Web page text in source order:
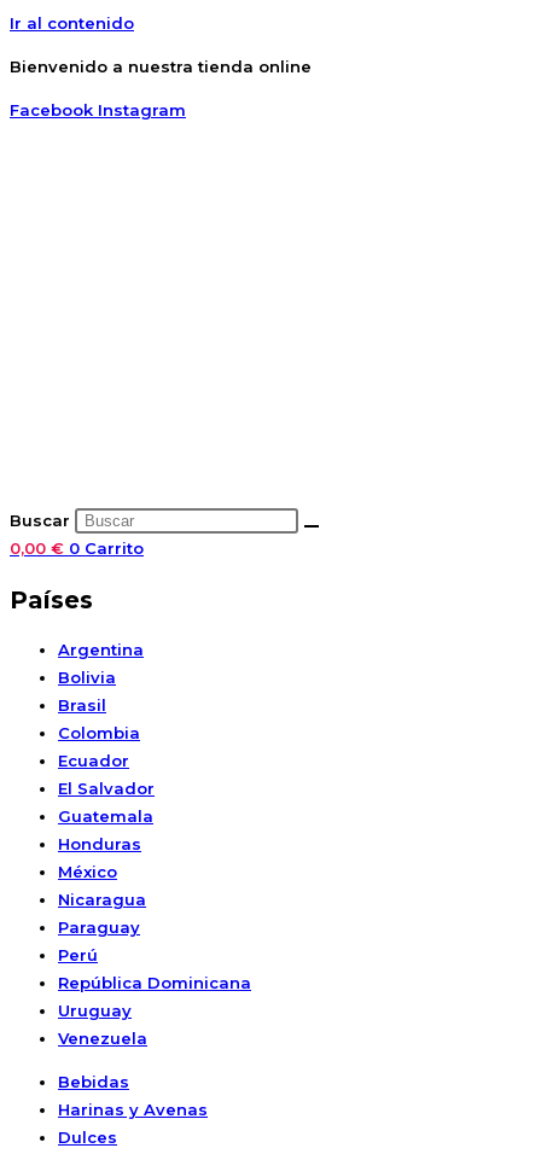
Ir al contenido
Bienvenido a nuestra tienda online
Facebook Instagram
Buscar
0,00 € 0 Carrito
Países
Argentina
Bolivia
Brasil
Colombia
Ecuador
El Salvador
Guatemala
Honduras
México
Nicaragua
Paraguay
Perú
República Dominicana
Uruguay
Venezuela
Bebidas
Harinas y Avenas
Dulces